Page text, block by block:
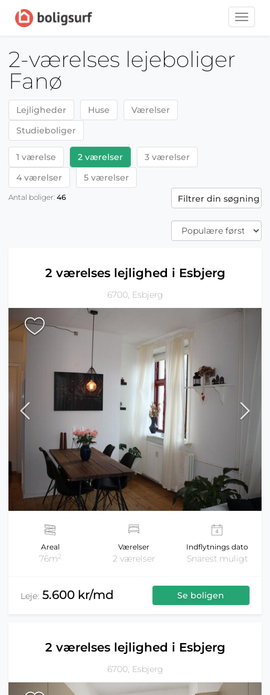
Toggle
2-værelses lejeboliger
Fanø
Lejligheder Huse
Værelser
Studieboliger
1 værelse 2 værelser
3 værelser
4 værelser
5 værelser
Antal boliger: 46 Filtrer din søgning
2 værelses lejlighed i Esbjerg
6700, Esbjerg
Areal
76m2
Værelser
2 værelser
Indflytnings dato
Snarest muligt
Leje: 5.600 kr/md Se boligen
2 værelses lejlighed i Esbjerg
6700, Esbjerg